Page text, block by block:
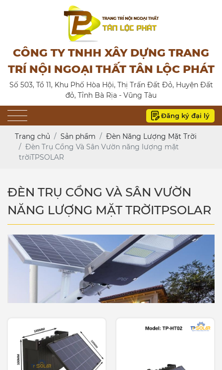
CÔNG TY TNHH XÂY DỰNG TRANG
TRÍ NỘI NGOẠI THẤT TÂN LỘC PHÁT
Số 503, Tổ 11, Khu Phố Hòa Hội, Thị Trấn Đất Đỏ, Huyện Đất
đỏ, Tỉnh Bà Rịa - Vũng Tàu
Đăng ký đại lý
Trang chủ Sản phẩm
Đèn Năng Lượng Mặt Trời
Đèn Trụ Cổng Và Sân Vườn năng lượng mặt
trờiTPSOLAR
ĐÈN TRỤ CỔNG VÀ SÂN VƯỜN
NĂNG LƯỢNG MẶT TRỜITPSOLAR